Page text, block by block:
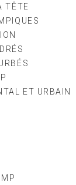
TÊTE
ET URBAIN